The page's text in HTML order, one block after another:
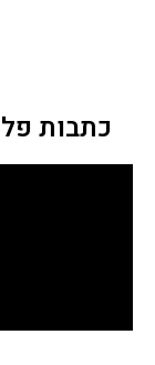
כתבות